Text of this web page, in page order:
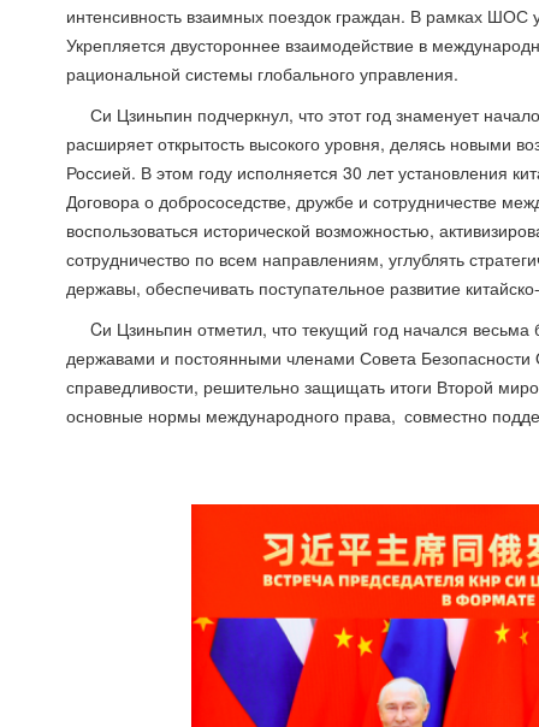
интенсивность взаимных поездок граждан. В рамках
Укрепляется двустороннее взаимодействие в
рациональной системы глобального управления.
Си Цзиньпин подчеркнул, что этот год знаменует
расширяет открытость высокого уровня, делясь новыми
Россией. В этом году исполняется 30 лет установления
Договора о добрососедстве, дружбе и сотрудничестве
воспользоваться исторической возможностью,
сотрудничество по всем направлениям, углублять
державы, обеспечивать поступательное развитие
Cи Цзиньпин отметил, что текущий год начался
державами и постоянными членами Совета
справедливости, решительно защищать итоги Второй
основные нормы международного права, совместно